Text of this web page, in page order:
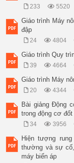
233 5520
Giáo trình Máy
đập
24 4804
Giáo trình Quy
39 4664
Giáo trình Máy
20 4344
Bài giảng Động
trong động cơ đốt
34 3956
Hiện tượng
thường và sự
máy biến áp